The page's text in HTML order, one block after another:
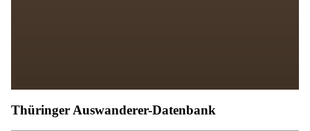
Thüringer Auswanderer-Datenbank